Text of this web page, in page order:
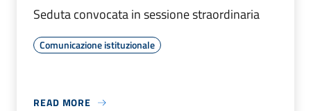
Seduta convocata in sessione straordinaria
Comunicazione istituzionale
READ MORE